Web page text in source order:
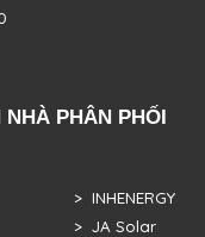
PHÂN PHỐI
> INHENERGY
> JA Solar